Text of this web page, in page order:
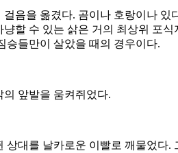
음을 옮겼다. 곰이나 호랑이나 있
할 수 있는 삵은 거의 최상위 포식
승들만이 살았을 때의 경우이다.
앞발을 움켜쥐었다.
상대를 날카로운 이빨로 깨물었다.